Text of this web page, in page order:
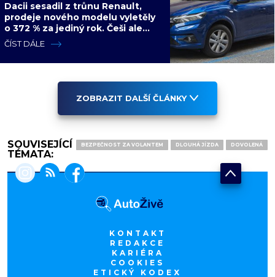
Dacii sesadil z trůnu Renault,
prodeje nového modelu vyletěly
o 372 % za jediný rok. Češi ale
jedou svojí pohádku
ČÍST DÁLE
ZOBRAZIT DALŠÍ ČLÁNKY
SOUVISEJÍCÍ
TÉMATA:
BEZPEČNOST ZA VOLANTEM DLOUHÁ JÍZDA DOVOLENÁ
KONTAKT
REDAKCE
KARIÉRA
COOKIES
ETICKÝ KODEX